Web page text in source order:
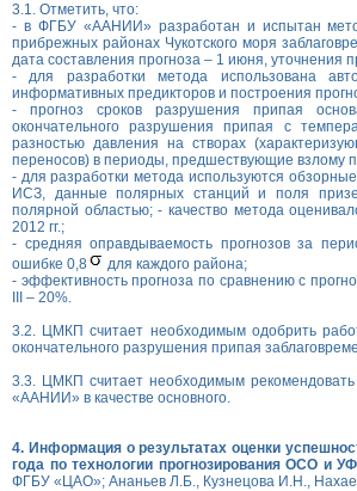
3.1. Отметить, что:
- в ФГБУ «ААНИИ» разработан и испытан
прибрежных районах Чукотского моря
дата составления прогноза – 1 июня, уточнения
- для разработки метода использована
информативных предикторов и построения
- прогноз сроков разрушения припая
окончательного разрушения припая с
разностью давления на створах
переносов) в периоды, предшествующие взлому
- для разработки метода используются
ИСЗ, данные полярных станций и поля
полярной областью; - качество метода
2012 гг.;
- средняя оправдываемость прогнозов за
ошибке 0,8
для каждого района;
- эффективность прогноза по сравнению с
III – 20%.
3.2. ЦМКП считает необходимым одобрить
окончательного разрушения припая
3.3. ЦМКП считает необходимым
«ААНИИ» в качестве основного.
4. Информация о результатах оценки
года по технологии прогнозирования ОСО и
ФГБУ «ЦАО»; Ананьев Л.Б., Кузнецова И.Н.,